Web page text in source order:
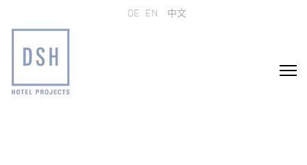
选择你的语音
DE EN 中文